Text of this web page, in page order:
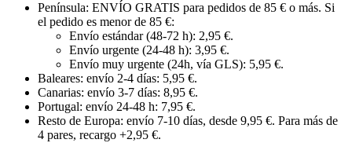
Península: ENVÍO GRATIS para pedidos de 85 € o más. Si
el pedido es menor de 85 €:
Envío estándar (48-72 h): 2,95 €.
Envío urgente (24-48 h): 3,95 €.
Envío muy urgente (24h, vía GLS): 5,95 €.
Baleares: envío 2-4 días: 5,95 €.
Canarias: envío 3-7 días: 8,95 €.
Portugal: envío 24-48 h: 7,95 €.
Resto de Europa: envío 7-10 días, desde 9,95 €. Para más de
4 pares, recargo +2,95 €.